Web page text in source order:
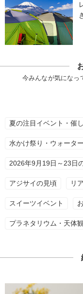
今みんなが気になっ
夏の注目イベント・催
水かけ祭り・ウォータ
2026年9月19日～23日
アジサイの見頃 リ
スイーツイベント
プラネタリウム・天体